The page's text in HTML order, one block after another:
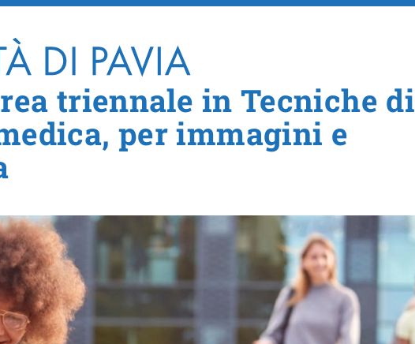
Salta al contenuto principale
triennale in Tecniche di
per immagini e